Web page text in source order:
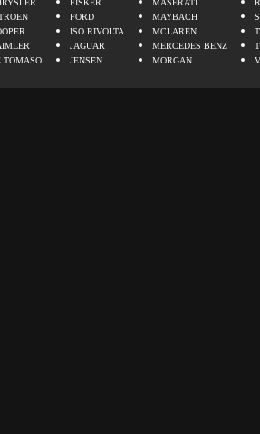
TOMASO
FISKER
FORD
ISO RIVOLTA
JAGUAR
JENSEN
MASERATI
MAYBACH
MCLAREN
MERCEDES BENZ
MORGAN